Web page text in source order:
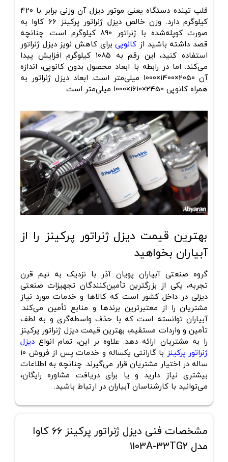
قلپ تپنده دستگاه یعنی موتور دیزل آن وزنی برابر با 420
کیلوگرم دارد. وزن خالص دیزل ژنراتور پرکینز 66 کاوا به
صورت کوپله‌شده با ژنراتور 890 کیلوگرم است. چنانچه
قصد داشته باشید از کانوپیبرای کاهش نویز دیزل ژنراتور
استفاده کنید، این رقم به 1085 کیلوگرم افزایش پیدا
می‌کند. اما در رابطه با ابعاد محصول بدون کانوپی، اندازه
آن 2050×1400×1000 میلی‌متر است. ابعاد دیزل ژنراتور به
همراه کانوپی 2450×1610×1000 میلی‌متر است.
بهترین قیمت دیزل ژنراتور پرکینز را از
آبیاران بخواهید
گروه صنعتی آبیاران پویان آذر با نزدیک به نیم قرن
تجربه، یکی از بزرگترین تأمین‌کنندگان تجهیزات صنعتی
دیزلی در داخل کشور است که کالاها و خدمات مورد نیاز
مشتریان را از معتبرترین برندها و منابع تأمین می‌کند.
آبیاران توانسته است که با حذف واسطه‌گری و به لطف
تأمین و واردات مستقیم، بهترین قیمت دیزل ژنراتور پرکینز
را به مشتریان ارائه دهد. علاوه بر این، تمام انواع دیزل
ژنراتور پرکینز
با گارانتی یکساله و خدمات پس از فروش 10
ساله در اختیار مشتریان قرار می‌گیرند. چنانچه به اطلاعات
بیشتری نیاز دارید و یا برای دریافت مشاوره رایگان،
می‌توانید با کارشناسان آبیاران در ارتباط باشید.
مشخصات فنی دیزل ژنراتور پرکینز 66 کاوا
مدل 1103A-33TG2